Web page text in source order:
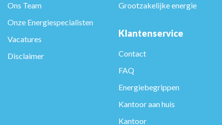
Ons Team
Onze Energiespecialisten
Vacatures
Disclaimer
Grootzakelijke energie
Klantenservice
Contact
FAQ
Energiebegrippen
Kantoor aan huis
Kantoor